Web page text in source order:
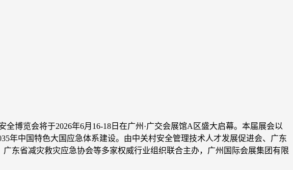
博览会将于2026年6月16-18日在广州·广交会展馆A区盛大启幕。本届展会以
年中国特色大国应急体系建设。由中关村安全管理技术人才发展促进会、广东
东省减灾救灾应急协会等多家权威行业组织联合主办，广州国际会展集团有限